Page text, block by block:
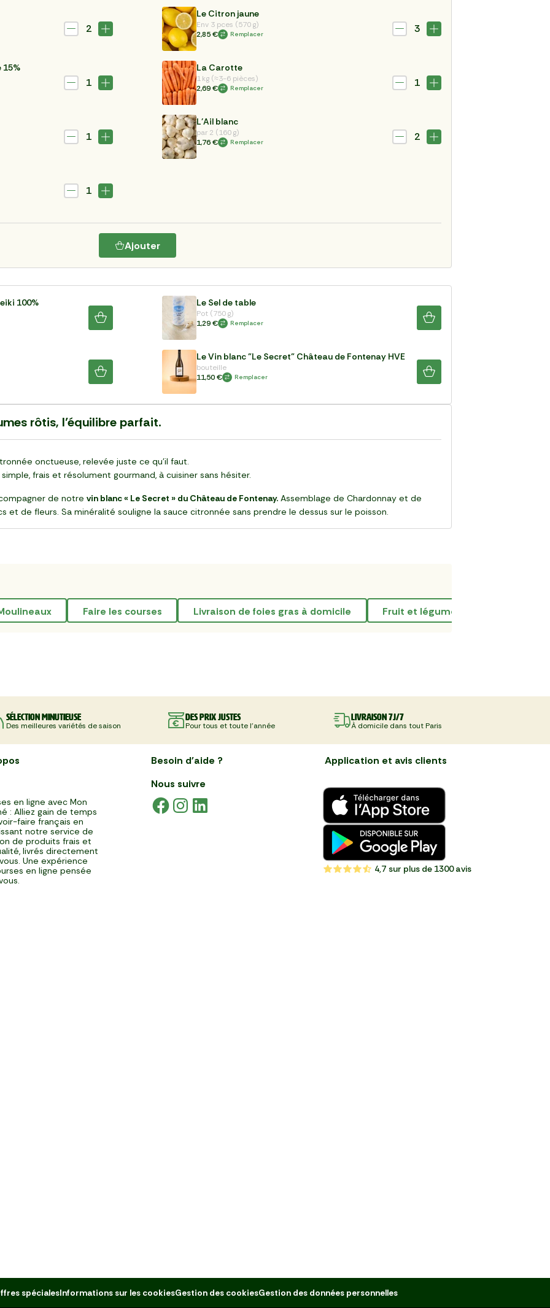
2
Le Citron jaune
Env 3 pces (570 g)
2,85 €
Remplacer 3
15%
1
La Carotte
1 kg (≈3-6 pièces)
2,69 €
Remplacer 1
1
L'Ail blanc
par 2 (160 g)
1,76 €
Remplacer 2
1
Ajouter
100% Le Sel de table
Pot (750 g)
1,29 €
Remplacer
Le Vin blanc "Le Secret" Château de Fontenay HVE
bouteille
11,50 €
Remplacer
rôtis, l’équilibre parfait.
onctueuse, relevée juste ce qu’il faut.
frais et résolument gourmand, à cuisiner sans hésiter.
de notre vin blanc « Le Secret » du Château de Fontenay. Assemblage de Chardonnay et de
et de fleurs. Sa minéralité souligne la sauce citronnée sans prendre le dessus sur le poisson.
faire les courses livraison de foies gras à domicile fruit et légume exotique
Sélection minutieuse
Des meilleures variétés de saison
Des prix justes
Pour tous et toute l'année
Livraison 7J/7
À domicile dans tout Paris
en ligne avec Mon
: Alliez gain de temps
faire français en
notre service de
de produits frais et
livrés directement
Une expérience
en ligne pensée
Besoin d'aide ?
Nous suivre
Application et avis clients
4,7 sur plus de 1300 avis
spécialesInformations sur les cookiesGestion des cookiesGestion des données personnelles